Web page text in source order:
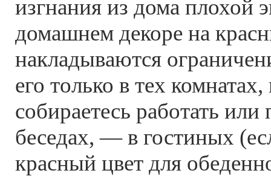
изгнания из дома плохой
домашнем декоре на
накладываются
его только в тех
собираетесь работать
беседах, — в гостиных
красный цвет для